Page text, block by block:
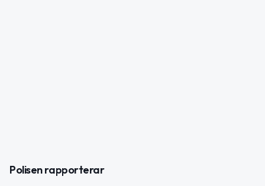
Polisen rapporterar